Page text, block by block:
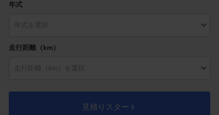
年式
走行距離（km）
見積りスタート